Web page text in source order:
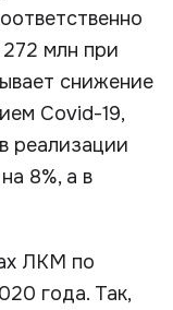
млн при
снижение
Covid-19,
реализации
8%, а в
ЛКМ по
года. Так,